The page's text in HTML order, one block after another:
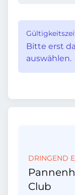
Bitte erst
auswählen.
DRINGEND
Club